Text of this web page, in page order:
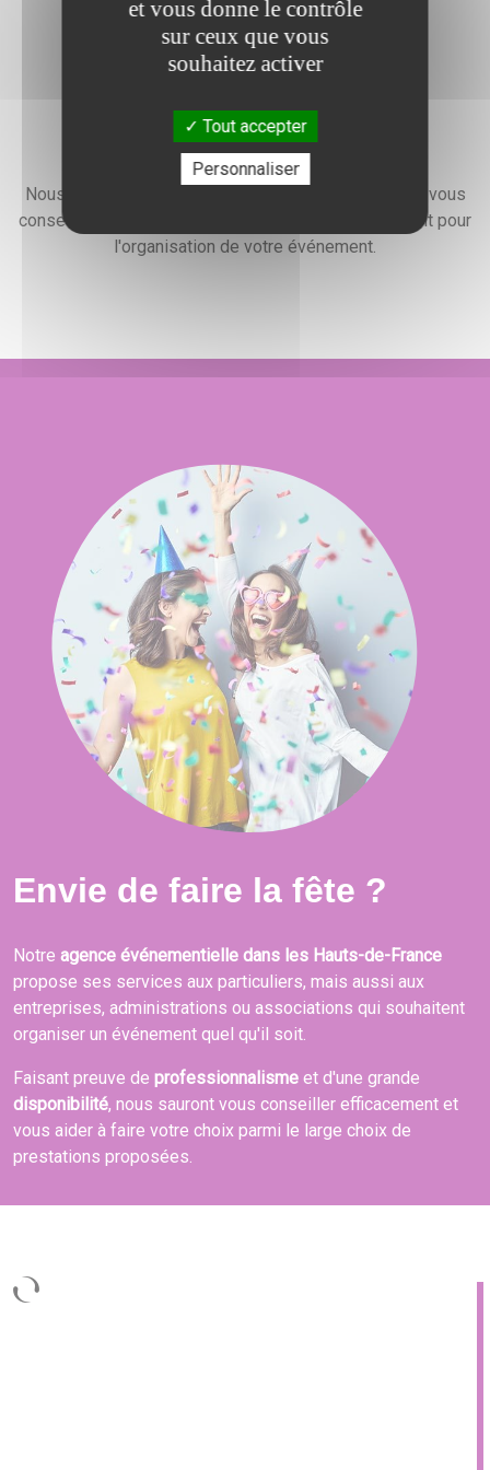
Devis gratuit
Nous faisons preuve d'une grande disponibilité pour vous
conseiller, vous renseigner et élaborer un devis gratuit pour
l'organisation de votre événement.
Envie de faire la fête ?
Notre agence événementielle dans les Hauts-de-France
propose ses services aux particuliers, mais aussi aux
entreprises, administrations ou associations qui souhaitent
organiser un événement quel qu'il soit.
Faisant preuve de professionnalisme et d'une grande
disponibilité, nous sauront vous conseiller efficacement et
vous aider à faire votre choix parmi le large choix de
prestations proposées.
et vous donne le contrôle
sur ceux que vous
souhaitez activer
Tout accepter
Personnaliser